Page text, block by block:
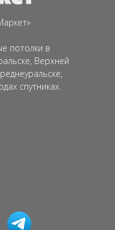
потолки в
Верхней
спутниках.